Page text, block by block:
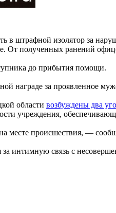
штрафной изолятор за
От полученных ранений
до прибытия помощи.
награде за проявленное
области возбуждены два
учреждения,
месте происшествия, —
интимную связь с